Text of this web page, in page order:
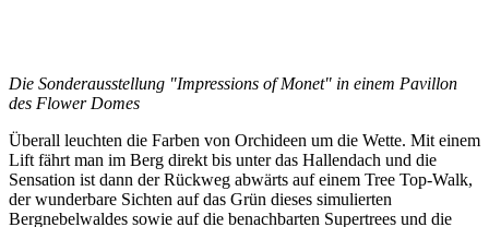
Die Sonderausstellung "Impressions of Monet" in einem Pavillon
des Flower Domes
Überall leuchten die Farben von Orchideen um die Wette. Mit einem
Lift fährt man im Berg direkt bis unter das Hallendach und die
Sensation ist dann der Rückweg abwärts auf einem Tree Top-Walk,
der wunderbare Sichten auf das Grün dieses simulierten
Bergnebelwaldes sowie auf die benachbarten Supertrees und die